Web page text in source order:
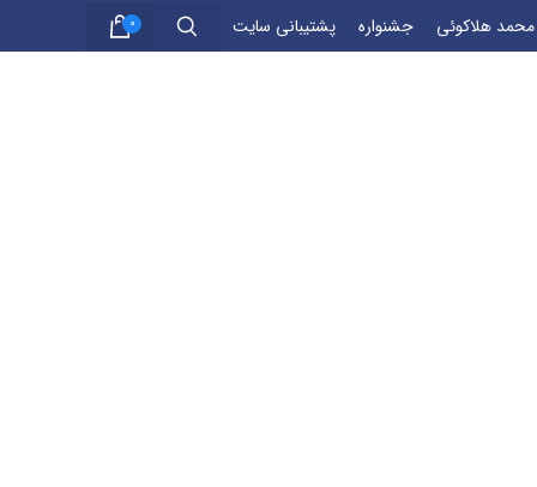
محمد هلاکوئی جشنواره پشتیبانی سایت 0